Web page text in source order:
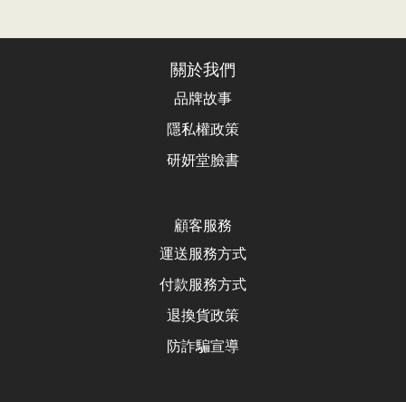
關於我們
品牌故事
隱私權政策
研妍堂臉書
顧客服務
運送服務方式
付款服務方式
退換貨政策
防詐騙宣導